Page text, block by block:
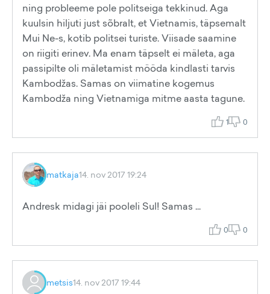
ning probleeme pole politseiga tekkinud. Aga
kuulsin hiljuti just sõbralt, et Vietnamis, täpsemalt
Mui Ne-s, kotib politsei turiste. Viisade saamine
on riigiti erinev. Ma enam täpselt ei mäleta, aga
passipilte oli mäletamist mööda kindlasti tarvis
Kambodžas. Samas on viimatine kogemus
Kambodža ning Vietnamiga mitme aasta tagune.
1 0
matkaja14. nov 2017 19:24
Andresk midagi jäi pooleli Sul! Samas ...
0 0
metsis14. nov 2017 19:44